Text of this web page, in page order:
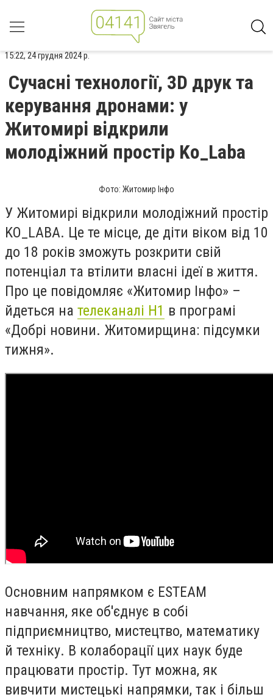
15:22, 24 грудня 2024 р.
Сучасні технології, 3D друк та
керування дронами: у
Житомирі відкрили
молодіжний простір Ko_Laba
Фото: Житомир Інфо
У Житомирі відкрили молодіжний простір
KO_LABA. Це те місце, де діти віком від 10
до 18 років зможуть розкрити свій
потенціал та втілити власні ідеї в життя.
Про це повідомляє «Житомир Інфо» –
йдеться на телеканалі Н1 в програмі
«Добрі новини. Житомирщина: підсумки
тижня».
Основним напрямком є ESTEAM
навчання, яке об'єднує в собі
підприємництво, мистецтво, математику
й техніку. В колаборації цих наук буде
працювати простір. Тут можна, як
вивчити мистецькі напрямки, так і більш